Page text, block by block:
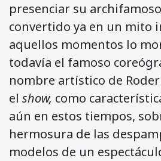
presenciar su
convertido ya en un mito
aquellos momentos lo
todavía el famoso
nombre artístico de
el show, como
aún en estos tiempos,
hermosura de las
modelos de un